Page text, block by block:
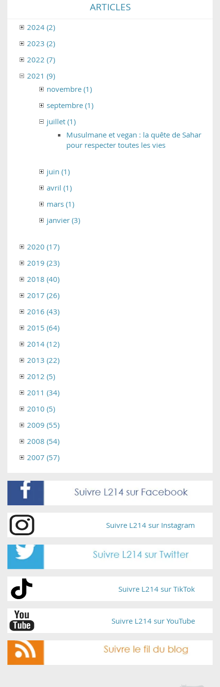
ARTICLES
2024 (2)
2023 (2)
2022 (7)
2021 (9)
novembre (1)
septembre (1)
juillet (1)
Musulmane et vegan : la quête de Sahar
pour respecter toutes les vies
juin (1)
avril (1)
mars (1)
janvier (3)
2020 (17)
2019 (23)
2018 (40)
2017 (26)
2016 (43)
2015 (64)
2014 (12)
2013 (22)
2012 (5)
2011 (34)
2010 (5)
2009 (55)
2008 (54)
2007 (57)
Suivre L214 sur Instagram
Suivre L214 sur TikTok
Suivre L214 sur YouTube